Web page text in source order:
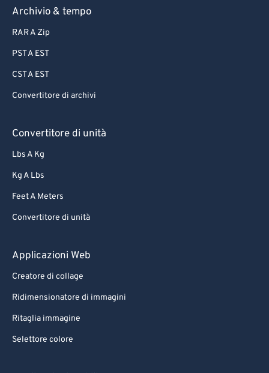
Archivio & tempo
RAR A Zip
PST A EST
CST A EST
Convertitore di archivi
Convertitore di unità
Lbs A Kg
Kg A Lbs
Feet A Meters
Convertitore di unità
Applicazioni Web
Creatore di collage
Ridimensionatore di immagini
Ritaglia immagine
Selettore colore